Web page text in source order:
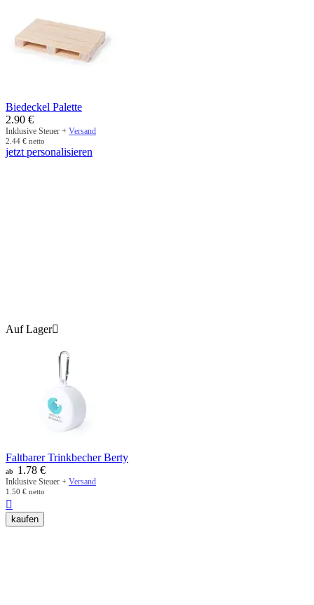
Biedeckel Palette
2.90 €
Inklusive Steuer + Versand
2.44 € netto
jetzt personalisieren
Auf Lager
Faltbarer Trinkbecher Berty
ab 1.78 €
Inklusive Steuer + Versand
1.50 € netto

kaufen